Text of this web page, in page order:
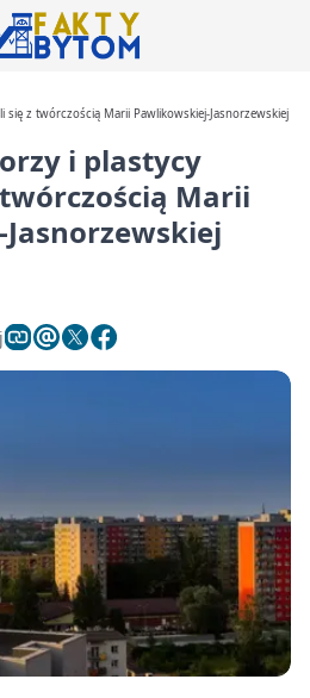
się z twórczością Marii Pawlikowskiej-Jasnorzewskiej
i plastycy
Marii